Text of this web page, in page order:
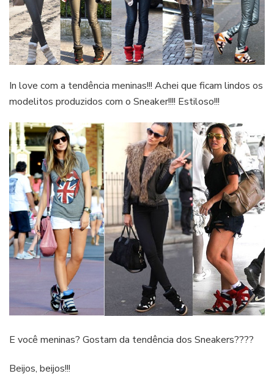
In love com a tendência meninas!!! Achei que ficam lindos os
modelitos produzidos com o Sneaker!!!! Estiloso!!!
E você meninas? Gostam da tendência dos Sneakers????
Beijos, beijos!!!